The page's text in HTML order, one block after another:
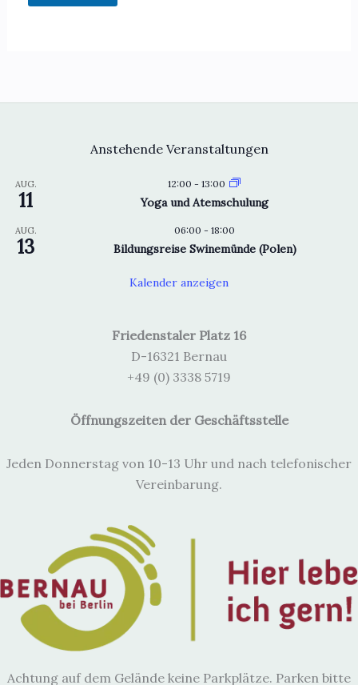
Anstehende Veranstaltungen
AUG.
11
12:00 - 13:00
Yoga und Atemschulung
AUG.
13
06:00 - 18:00
Bildungsreise Swinemünde (Polen)
Kalender anzeigen
Friedenstaler Platz 16
D-16321 Bernau
+49 (0) 3338 5719
Öffnungszeiten der Geschäftsstelle
Jeden Donnerstag von 10-13 Uhr und nach telefonischer
Vereinbarung.
Achtung auf dem Gelände keine Parkplätze. Parken bitte